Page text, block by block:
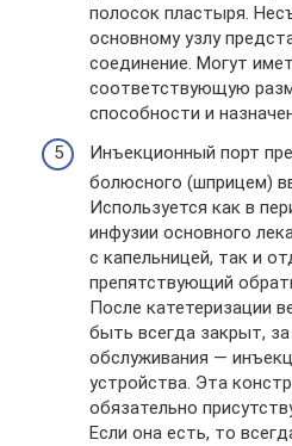
полосок пластыря.
основному узлу
соединение. Могут
соответствующую
способности и
Инъекционный порт
болюсного (шприцем)
Используется как в
инфузии основного
с капельницей, так и
препятствующий
После катетеризации
быть всегда закрыт,
обслуживания —
устройства. Эта
обязательно
Если она есть, то